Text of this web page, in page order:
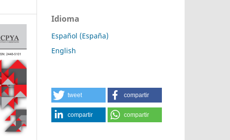
Idioma
Español (España)
English
tweet compartir
compartir compartir